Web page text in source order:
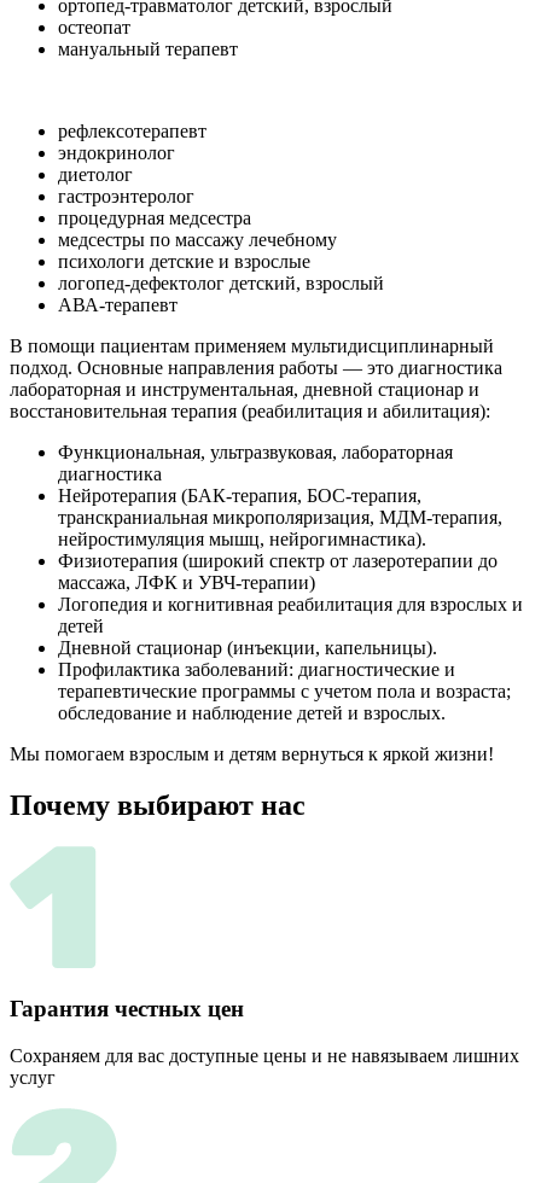
ортопед-травматолог детский, взрослый
остеопат
мануальный терапевт
рефлексотерапевт
эндокринолог
диетолог
гастроэнтеролог
процедурная медсестра
медсестры по массажу лечебному
психологи детские и взрослые
логопед-дефектолог детский, взрослый
АВА-терапевт
В помощи пациентам применяем мультидисциплинарный
подход. Основные направления работы — это диагностика
лабораторная и инструментальная, дневной стационар и
восстановительная терапия (реабилитация и абилитация):
Функциональная, ультразвуковая, лабораторная
диагностика
Нейротерапия (БАК-терапия, БОС-терапия,
транскраниальная микрополяризация, МДМ-терапия,
нейростимуляция мышц, нейрогимнастика).
Физиотерапия (широкий спектр от лазеротерапии до
массажа, ЛФК и УВЧ-терапии)
Логопедия и когнитивная реабилитация для взрослых и
детей
Дневной стационар (инъекции, капельницы).
Профилактика заболеваний: диагностические и
терапевтические программы с учетом пола и возраста;
обследование и наблюдение детей и взрослых.
Мы помогаем взрослым и детям вернуться к яркой жизни!
Почему выбирают нас
Гарантия честных цен
Сохраняем для вас доступные цены и не навязываем лишних
услуг